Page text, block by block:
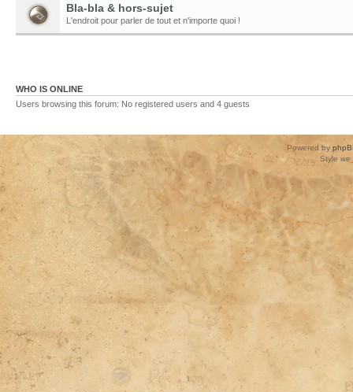
Bla-bla & hors-sujet
L'endroit pour parler de tout et n'importe quoi !
WHO IS ONLINE
Users browsing this forum: No registered users and 4 guests
Powered by
Style